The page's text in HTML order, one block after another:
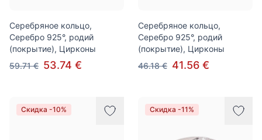
Серебряное кольцо,
Серебро 925°, родий
(покрытие), Цирконы
59.71 € 53.74 €
Серебряное кольцо,
Серебро 925°, родий
(покрытие), Цирконы
46.18 € 41.56 €
Скидка -10% Скидка -11%